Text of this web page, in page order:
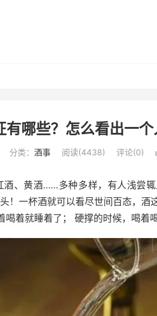
有哪些？怎么看出一个
分类： 酒事 阅读(4438) 评论(0)
酒、黄酒……多种多样，有人浅尝
！一杯酒就可以看尽世间百态，酒
喝着就睡着了； 硬撑的时候，喝着